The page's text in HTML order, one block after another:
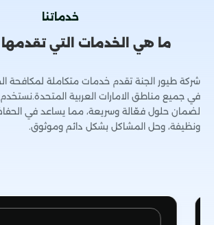
خدماتنا
ما هي الخدمات التي تقدمها
شركة طيور الجنة تقدم خدمات متكاملة لمكافحة
في جميع مناطق الامارات العربية
لضمان حلول فعّالة وسريعة، مما يساعد في
ونظيفة، وحل المشاكل بشكل دائم وموثوق.